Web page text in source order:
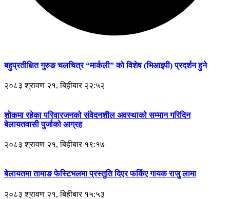
बहुप्रतीक्षित गुरुङ चलचित्र “मार्कली” को विशेष (भिआइपी) प्रदर्शन हुने
२०८३ श्रावण २१, बिहीबार २२:५२
शोकमा रहेका परिवारजनको संवेदनशील अवस्थाको सम्मान गरिदिन
बेलायतवासी पुर्जाको आग्रह
२०८३ श्रावण २१, बिहीबार १९:१७
बेलायतमा तामाङ फेस्टिभलमा प्रस्तुति दिएर फर्किए गायक राजुु लामा
२०८३ श्रावण २१, बिहीबार १५:५३